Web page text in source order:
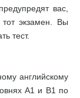
вас,
экзамен. Вы
тест.
английскому
А1 и В1 по